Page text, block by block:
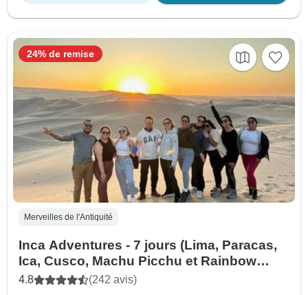
Merveilles de l'Antiquité
Inca Adventures - 7 jours (Lima, Paracas,
Ica, Cusco, Machu Picchu et Rainbow
Mountain) - Avec vols intérieurs
4.8 (242 avis)
24% de remise